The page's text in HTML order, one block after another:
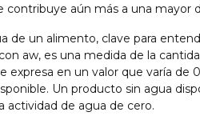
contribuye aún más a una mayor
de un alimento, clave para
aw, es una medida de la
expresa en un valor que varía de
Un producto sin agua
actividad de agua de cero.